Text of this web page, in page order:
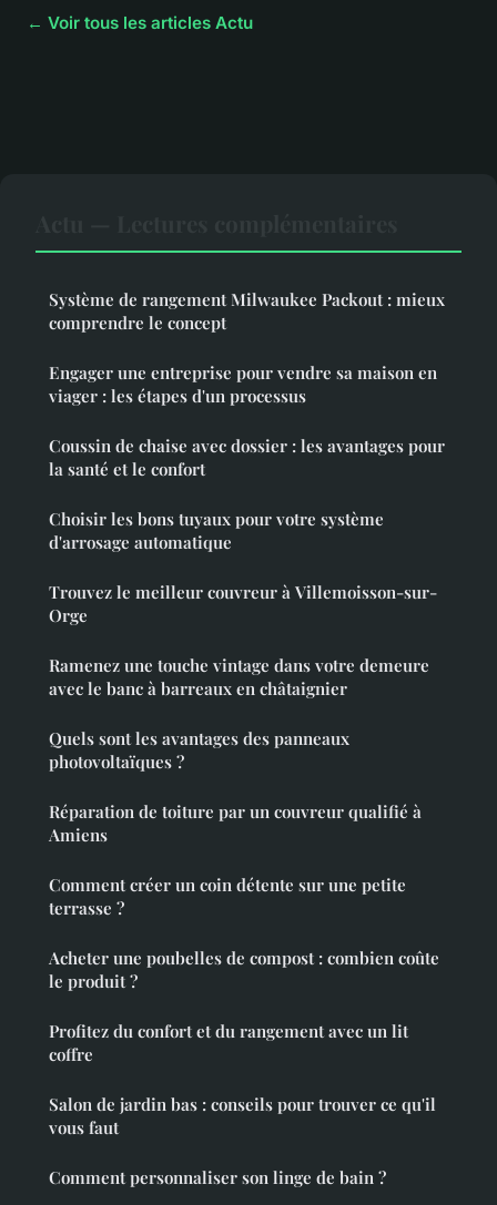
← Voir tous les articles Actu
Système de rangement Milwaukee Packout : mieux
comprendre le concept
Engager une entreprise pour vendre sa maison en
viager : les étapes d'un processus
Coussin de chaise avec dossier : les avantages pour
la santé et le confort
Choisir les bons tuyaux pour votre système
d'arrosage automatique
Trouvez le meilleur couvreur à Villemoisson-sur-
Orge
Ramenez une touche vintage dans votre demeure
avec le banc à barreaux en châtaignier
Quels sont les avantages des panneaux
photovoltaïques ?
Réparation de toiture par un couvreur qualifié à
Amiens
Comment créer un coin détente sur une petite
terrasse ?
Acheter une poubelles de compost : combien coûte
le produit ?
Profitez du confort et du rangement avec un lit
coffre
Salon de jardin bas : conseils pour trouver ce qu'il
vous faut
Comment personnaliser son linge de bain ?